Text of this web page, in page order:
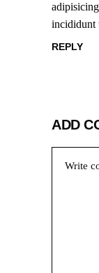
incididunt
REPLY
ADD